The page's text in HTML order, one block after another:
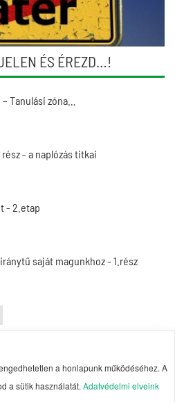
ÉS ÉREZD…!
Tanulási zóna…
- a naplózás titkai
- 2.etap
saját magunkhoz - 1.rész
elvek| Süti
a honlapunk működéséhez. A
a sütik használatát. Adatvédelmi elveink